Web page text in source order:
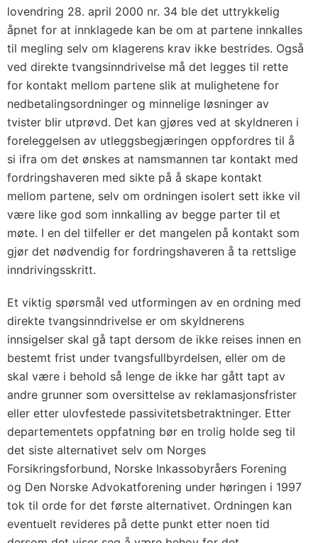
lovendring 28. april 2000 nr. 34 ble det uttrykkelig
åpnet for at innklagede kan be om at partene innkalles
til megling selv om klagerens krav ikke bestrides. Også
ved direkte tvangsinndrivelse må det legges til rette
for kontakt mellom partene slik at mulighetene for
nedbetalingsordninger og minnelige løsninger av
tvister blir utprøvd. Det kan gjøres ved at skyldneren i
foreleggelsen av utleggsbegjæringen oppfordres til å
si ifra om det ønskes at namsmannen tar kontakt med
fordringshaveren med sikte på å skape kontakt
mellom partene, selv om ordningen isolert sett ikke vil
være like god som innkalling av begge parter til et
møte. I en del tilfeller er det mangelen på kontakt som
gjør det nødvendig for fordringshaveren å ta rettslige
inndrivingsskritt.
Et viktig spørsmål ved utformingen av en ordning med
direkte tvangsinndrivelse er om skyldnerens
innsigelser skal gå tapt dersom de ikke reises innen en
bestemt frist under tvangsfullbyrdelsen, eller om de
skal være i behold så lenge de ikke har gått tapt av
andre grunner som oversittelse av reklamasjonsfrister
eller etter ulovfestede passivitetsbetraktninger. Etter
departementets oppfatning bør en trolig holde seg til
det siste alternativet selv om Norges
Forsikringsforbund, Norske Inkassobyråers Forening
og Den Norske Advokatforening under høringen i 1997
tok til orde for det første alternativet. Ordningen kan
eventuelt revideres på dette punkt etter noen tid